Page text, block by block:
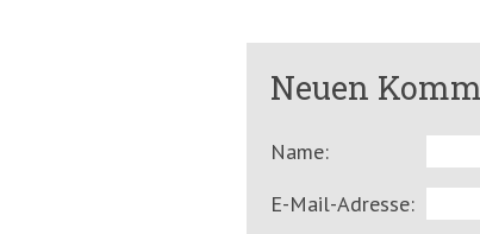
Neuen
Name:
E-Mail-Adresse: